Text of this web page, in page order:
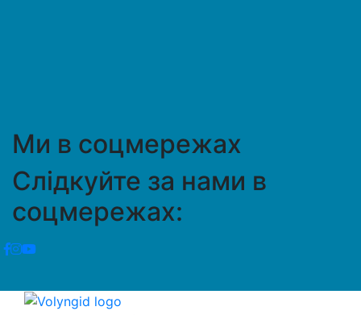
Ми в соцмережах
Слідкуйте за нами в
соцмережах: